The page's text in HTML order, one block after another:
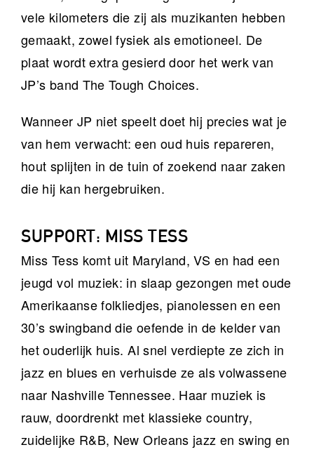
vele kilometers die zij als muzikanten hebben
gemaakt, zowel fysiek als emotioneel. De
plaat wordt extra gesierd door het werk van
JP’s band The Tough Choices.
Wanneer JP niet speelt doet hij precies wat je
van hem verwacht: een oud huis repareren,
hout splijten in de tuin of zoekend naar zaken
die hij kan hergebruiken.
SUPPORT: MISS TESS
Miss Tess komt uit Maryland, VS en had een
jeugd vol muziek: in slaap gezongen met oude
Amerikaanse folkliedjes, pianolessen en een
30’s swingband die oefende in de kelder van
het ouderlijk huis. Al snel verdiepte ze zich in
jazz en blues en verhuisde ze als volwassene
naar Nashville Tennessee. Haar muziek is
rauw, doordrenkt met klassieke country,
zuidelijke R&B, New Orleans jazz en swing en